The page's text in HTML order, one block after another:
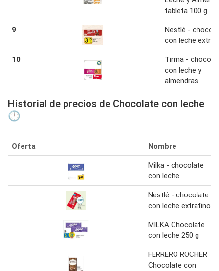
tableta 100 g
9
Nestlé -
con leche
10
Tirma -
con leche y
almendras
Historial de precios de Chocolate con leche
🕒
Oferta Nombre
Milka - chocolate
con leche
Nestlé - chocolate
con leche extrafino
MILKA Chocolate
con leche 250 g
FERRERO ROCHER
Chocolate con